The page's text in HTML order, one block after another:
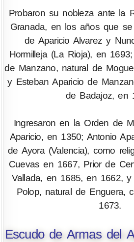
Probaron su nobleza ante la
Granada, en los años que se
de Aparicio Alvarez y
Hormilleja (La Rioja), en
de Manzano, natural de
y Esteban Aparicio de
de Badajoz, en
Ingresaron en la Orden de
Aparicio, en 1350; Antonio
de Ayora (Valencia), como
Cuevas en 1667, Prior de
Vallada, en 1685, en 1662, y
Polop, natural de Enguera,
1673.
Escudo de Armas del